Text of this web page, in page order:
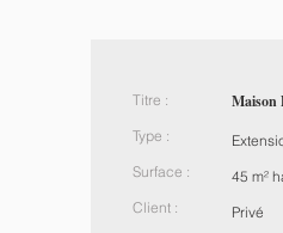
Titre :
Type :
Surface :
Client :
Maison
45 m²
Privé